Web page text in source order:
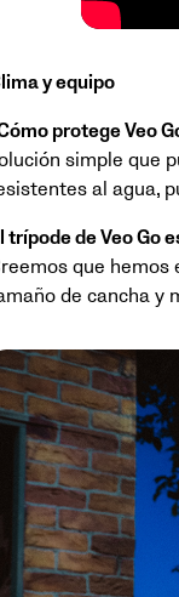
y equipo
protege Veo
simple que
al agua,
trípode de Veo Go
que
de cancha y